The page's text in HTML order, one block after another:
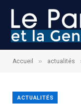
Accueil » actualités
ACTUALITÉS